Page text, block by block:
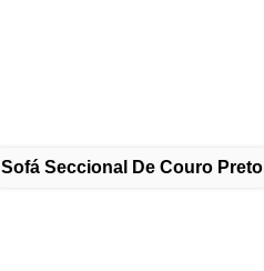
Sofá Seccional De Couro Preto